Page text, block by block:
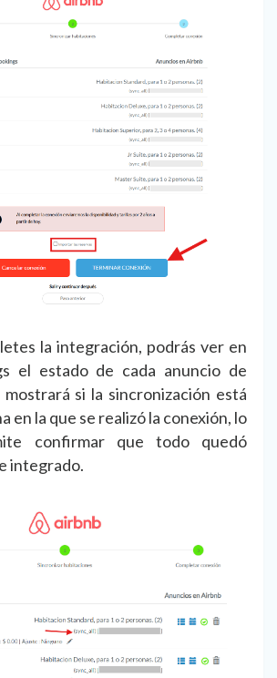
la integración, podrás ver en
el estado de cada anuncio de
si la sincronización está
en la que se realizó la conexión, lo
confirmar que todo quedó
integrado.